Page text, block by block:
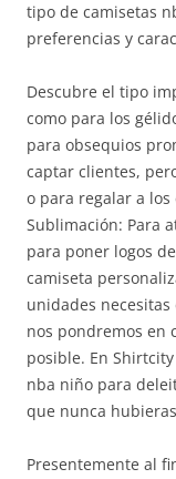
tipo de camisetas
preferencias y
Descubre el tipo
como para los
para obsequios
captar clientes,
o para regalar a
Sublimación: Para
para poner logos
camiseta
unidades
nos pondremos en
posible. En
nba niño para
que nunca
Presentemente al